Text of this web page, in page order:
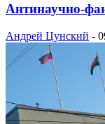
Антинаучно-
Андрей Цунский -